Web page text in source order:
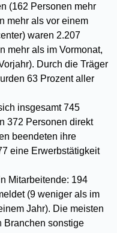
(162 Personen mehr
mehr als vor einem
waren 2.207
mehr als im Vormonat,
Durch die Träger
63 Prozent aller
insgesamt 745
372 Personen direkt
beendeten ihre
eine Erwerbstätigkeit
Mitarbeitende: 194
(9 weniger als im
Jahr). Die meisten
Branchen sonstige